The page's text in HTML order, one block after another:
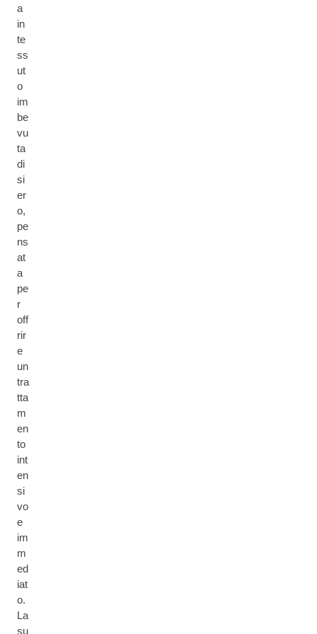
a
in
te
ss
ut
o
im
be
vu
ta
di
si
er
o,
pe
ns
at
a
pe
r
off
rir
e
un
tra
tta
m
en
to
int
en
si
vo
e
im
m
ed
iat
o.
La
su